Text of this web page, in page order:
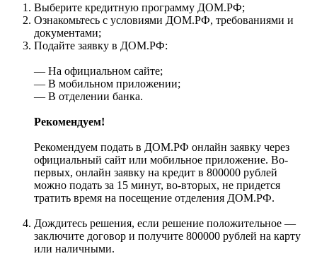
Выберите кредитную программу ДОМ.РФ;
Ознакомьтесь с условиями ДОМ.РФ, требованиями и
документами;
Подайте заявку в ДОМ.РФ:
— На официальном сайте;
— В мобильном приложении;
— В отделении банка.
Рекомендуем!
Рекомендуем подать в ДОМ.РФ онлайн заявку через
официальный сайт или мобильное приложение. Во-
первых, онлайн заявку на кредит в 800000 рублей
можно подать за 15 минут, во-вторых, не придется
тратить время на посещение отделения ДОМ.РФ.
Дождитесь решения, если решение положительное —
заключите договор и получите 800000 рублей на карту
или наличными.